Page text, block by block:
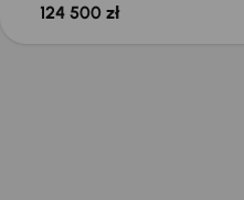
124 500 zł